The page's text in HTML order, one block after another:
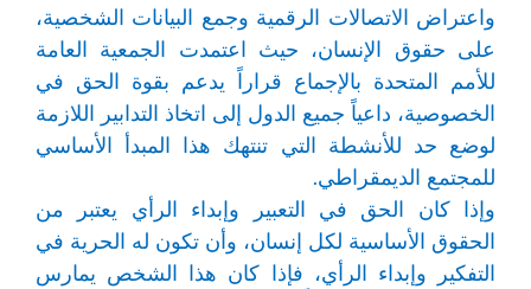
واعتراض الاتصالات الرقمية وجمع البيانات الشخصية،
على حقوق الإنسان، حيث اعتمدت الجمعية العامة
للأمم المتحدة بالإجماع قراراً يدعم بقوة الحق في
الخصوصية، داعياً جميع الدول إلى اتخاذ التدابير اللازمة
لوضع حد للأنشطة التي تنتهك هذا المبدأ الأساسي
للمجتمع الديمقراطي.
وإذا كان الحق في التعبير وإبداء الرأي يعتبر من
الحقوق الأساسية لكل إنسان، وأن تكون له الحرية في
التفكير وإبداء الرأي، فإذا كان هذا الشخص يمارس